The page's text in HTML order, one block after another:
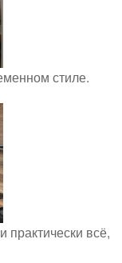
стиле.
всё,